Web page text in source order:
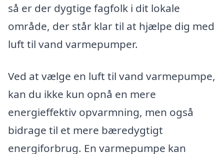
så er der dygtige fagfolk i dit lokale
område, der står klar til at hjælpe dig med
luft til vand varmepumper.
Ved at vælge en luft til vand varmepumpe,
kan du ikke kun opnå en mere
energieffektiv opvarmning, men også
bidrage til et mere bæredygtigt
energiforbrug. En varmepumpe kan